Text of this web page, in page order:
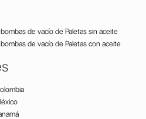
de vacío de Paletas sin aceite
de vacío de Paletas con aceite